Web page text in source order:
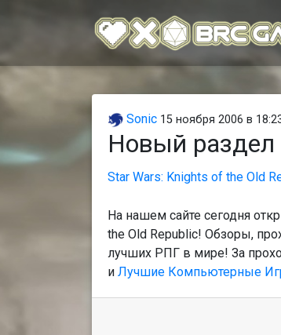
Sonic 15 ноября 2006 в
Новый раздел
Star Wars: Knights of the Old
На нашем сайте сегодня
the Old Republic! Обзоры,
лучших РПГ в мире! За
и Лучшие Компьютерные